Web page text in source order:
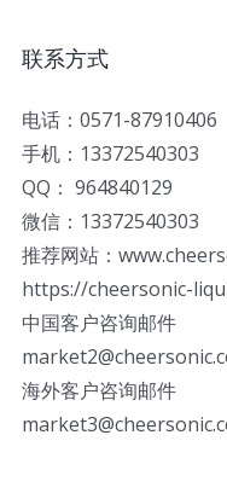
联系方式
电话：0571-87910406
手机：13372540303
QQ： 964840129
微信：13372540303
推荐网站：
https://cheersonic-
中国客户咨询邮件
海外客户咨询邮件